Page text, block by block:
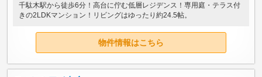
千駄木駅から徒歩6分！高台に佇む低層レジデンス！専用庭・テラス付
きの2LDKマンション！リビングはゆったり約24.5帖。
物件情報はこちら